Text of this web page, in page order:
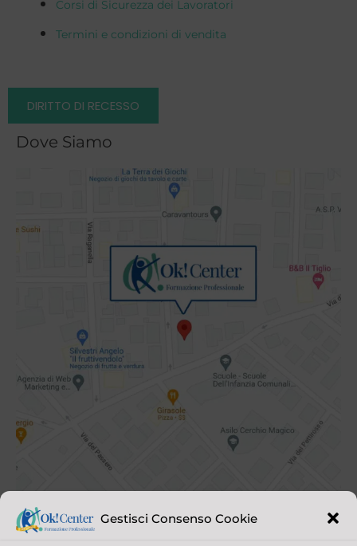
Gestisci Consenso Cookie
Corsi di Sicurezza dei Lavoratori
Termini e condizioni di vendita
DIRITTO DI RECESSO
Dove Siamo